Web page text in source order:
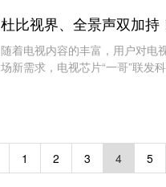
杜比视界、全景声双加
随着电视内容的丰富，用户对电
场新需求，电视芯片“一哥”联发
1 2 3 4 5